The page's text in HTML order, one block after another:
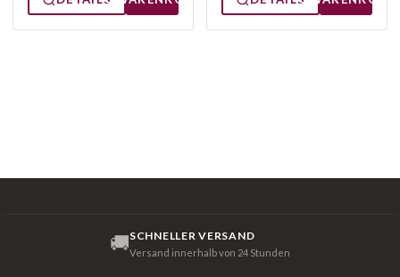
🚚SCHNELLER VERSAND
Versand innerhalb von 24 Stunden